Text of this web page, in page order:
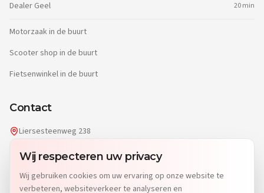
Wij respecteren uw privacy
Wij gebruiken cookies om uw ervaring op onze website te
verbeteren, websiteverkeer te analyseren en
Dealer Geel 20 min
Motorzaak in de buurt
Scooter shop in de buurt
Fietsenwinkel in de buurt
Contact
Liersesteenweg 238
info@dgwheels.be
014 96 04 32